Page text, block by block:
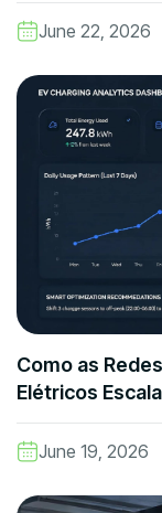
June 22, 2026
Como as
Elétricos
June 19, 2026